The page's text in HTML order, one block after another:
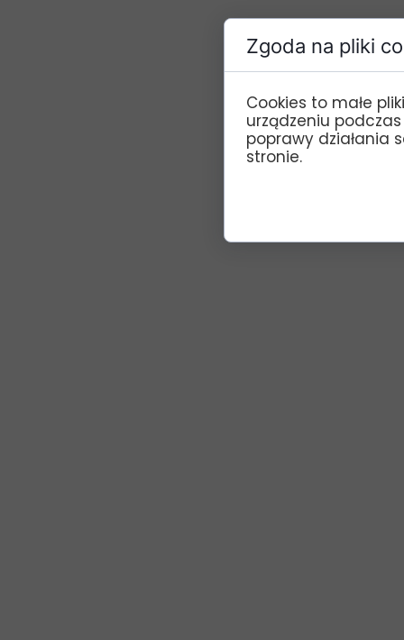
Zgoda na pliki
Cookies to małe
urządzeniu
poprawy działania
stronie.